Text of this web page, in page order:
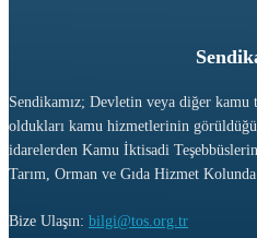
Sendikamız; Devletin veya diğer
oldukları kamu hizmetlerinin
idarelerden Kamu İktisadi
Tarım, Orman ve Gıda Hizmet
Bize Ulaşın: bilgi@tos.org.tr